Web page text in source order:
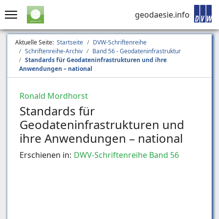
geodaesie.info
Aktuelle Seite: Startseite
DVW-Schriftenreihe
Schriftenreihe-Archiv
Band 56 - Geodateninfrastruktur
Standards für Geodateninfrastrukturen und ihre
Anwendungen – national
Ronald Mordhorst
Standards für
Geodateninfrastrukturen und
ihre Anwendungen – national
Erschienen in: DWV-Schriftenreihe Band 56